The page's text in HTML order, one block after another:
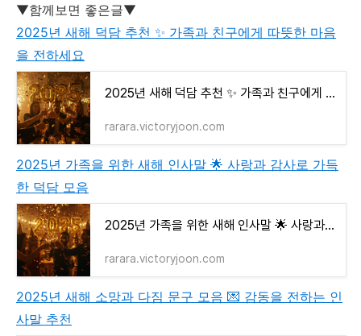
▼함께보면 좋은글▼
2025년 새해 덕담 추천 ✨ 가족과 친구에게 따뜻한 마음
을 전하세요
2025년 새해 덕담 추천 ✨ 가족과 친구에게 따뜻한 마음을 전하세요
rarara.victoryjoon.com
2025년 가족을 위한 새해 인사말 🌟 사랑과 감사로 가득
한 덕담 모음
2025년 가족을 위한 새해 인사말 🌟 사랑과 감사로 가득한 덕담 모음
rarara.victoryjoon.com
2025년 새해 소망과 다짐 문구 모음 💌 감동을 전하는 인
사말 추천